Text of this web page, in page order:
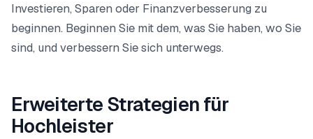
Investieren, Sparen oder Finanzverbesserung zu
beginnen. Beginnen Sie mit dem, was Sie haben, wo Sie
sind, und verbessern Sie sich unterwegs.
Erweiterte Strategien für
Hochleister